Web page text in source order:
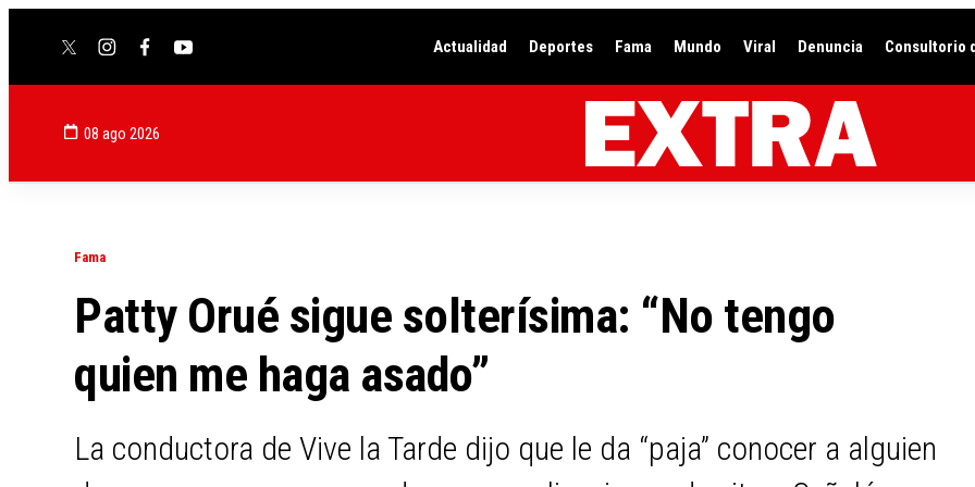
twitterinstagram
facebookyoutube Actualidad Deportes Fama Mundo Viral Denuncia Consultorio
08 ago 2026
Fama
Patty Orué sigue solterísima: “No tengo
quien me haga asado”
La conductora de Vive la Tarde dijo que le da “paja” conocer a alguien